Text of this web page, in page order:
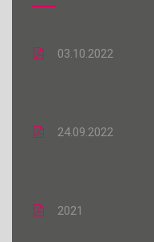
03.10.2022
24.09.2022
2021